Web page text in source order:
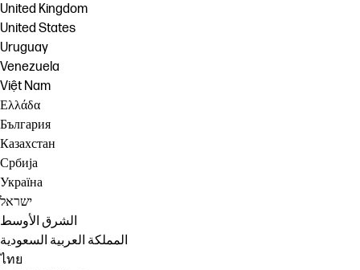
United Kingdom
United States
Uruguay
Venezuela
Việt Nam
Ελλάδα
България
Казахстан
Србија
Україна
ישראל
الشرق الأوسط
المملكة العربية السعودية
ไทย